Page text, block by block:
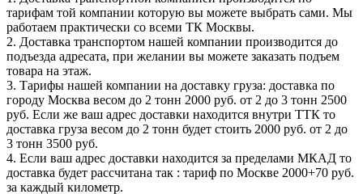
тарифам той компании которую вы можете выбрать сами. Мы
работаем практически со всеми ТК Москвы.
2. Доставка транспортом нашей компании производится до
подъезда адресата, при желании вы можете заказать подъем
товара на этаж.
3. Тарифы нашей компании на доставку груза: доставка по
городу Москва весом до 2 тонн 2000 руб. от 2 до 3 тонн 2500
руб. Если же ваш адрес доставки находится внутри ТТК то
доставка груза весом до 2 тонн будет стоить 2000 руб. от 2 до
3 тонн 3500 руб.
4. Если ваш адрес доставки находится за пределами МКАД то
доставка будет рассчитана так : тариф по Москве 2000+70 руб.
за каждый километр.